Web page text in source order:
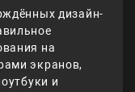
дизайн-
на
экранов,
и